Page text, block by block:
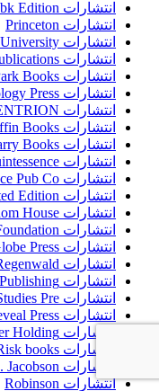
انتشارات Priddy Books US; Brdbk Edition
انتشارات Princeton
انتشارات Princeton University
انتشارات Professional Publications
انتشارات Prospect Park Books
انتشارات Psychology Press
انتشارات PU SEPTENTRION
انتشارات Puffin Books
انتشارات Quarry Books
انتشارات Quintessence
انتشارات Quintessence Pub Co
انتشارات Quorum Books; Illustrated Edition
انتشارات Random House
انتشارات Rebecca at the Well Foundation
انتشارات Red Globe Press
انتشارات Regenwald
انتشارات Reinhold Publishing
انتشارات Research Studies Pre
انتشارات Reveal Press
انتشارات Rieter Holding
انتشارات Risk books
انتشارات Robert C. Jacobson
انتشارات Robinson